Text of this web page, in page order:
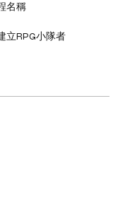
名稱
立RPG小隊者